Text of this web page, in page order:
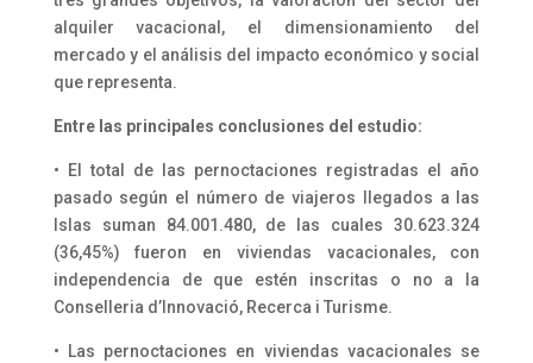
alquiler vacacional, el dimensionamiento del
mercado y el análisis del impacto económico y social
que representa.
Entre las principales conclusiones del estudio:
• El total de las pernoctaciones registradas el año
pasado según el número de viajeros llegados a las
Islas suman 84.001.480, de las cuales 30.623.324
(36,45%) fueron en viviendas vacacionales, con
independencia de que estén inscritas o no a la
Conselleria d’Innovació, Recerca i Turisme.
• Las pernoctaciones en viviendas vacacionales se